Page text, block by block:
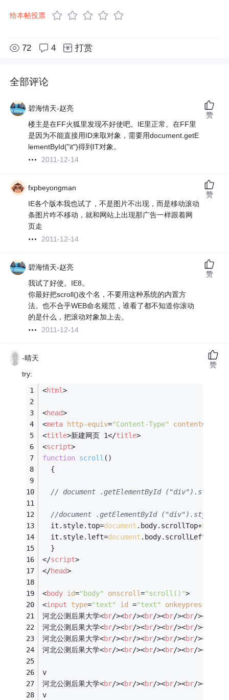
给本帖投票
72 4 打赏
全部评论
碧海情天-赵亮
楼主是在FF火狐里发现不好使吧。IE里正常。在FF里
是因为不能直接用ID来取对象，需要用document.getE
lementById("it")得到IT对象。
2011-12-14
赞
fxpbeyongman
IE各个版本我也试了，不是图片不出现，而是移动滚动
条图片咋不移动，就和网站上出现那广告一样跟着网
页走
2011-12-14
赞
碧海情天-赵亮
我试了好使。IE8。
你最好把scroll()改个名，不要用这种系统的内置方
法。也不合乎WEB命名规范，谁看了都不知道你滚动
的是什么，把滚动对象加上去。
2011-12-14
赞
-晴天
try:
<html>
<head>
<meta http-equiv="Content-Type" content=
<title>新建网页 1</title>
<script>
function scroll ( )
{
// document .getElementById ("div").style
//document .getElementById ("div").style
  it.style.top=
document .body.scrollTop+50
  it.style.left=
document .body.scrollLeft;
  }
</script>
</head>
<body id="body" onscroll="scroll()">
<input type="text" id ="text" onkeypress
河北公测后果大学<br/><br/><br/><br/><br/><
河北公测后果大学<br/><br/><br/><br/><br/><
河北公测后果大学<br/><br/><br/><br/><br/><
河北公测后果大学<br/><br/><br/><br/><br/><
v
河北公测后果大学<br/><br/><br/><br/><br/><
v
赞